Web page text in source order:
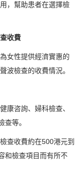
，幫助患者在選擇檢
收費
女性提供經濟實惠的
波檢查的收費情況。
咨詢、婦科檢查、
等。
收費約在500港元到
和檢查項目而有所不